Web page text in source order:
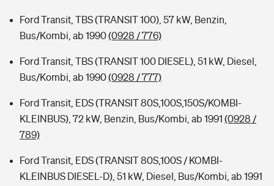
Ford Transit, TBS (TRANSIT 100), 57 kW, Benzin,
Bus/Kombi, ab 1990(0928 / 776)
Ford Transit, TBS (TRANSIT 100 DIESEL), 51 kW, Diesel,
Bus/Kombi, ab 1990(0928 / 777)
Ford Transit, EDS (TRANSIT 80S,100S,150S/KOMBI-
KLEINBUS), 72 kW, Benzin, Bus/Kombi, ab 1991 (0928 /
789)
Ford Transit, EDS (TRANSIT 80S,100S / KOMBI-
KLEINBUS DIESEL-D), 51 kW, Diesel, Bus/Kombi, ab 1991